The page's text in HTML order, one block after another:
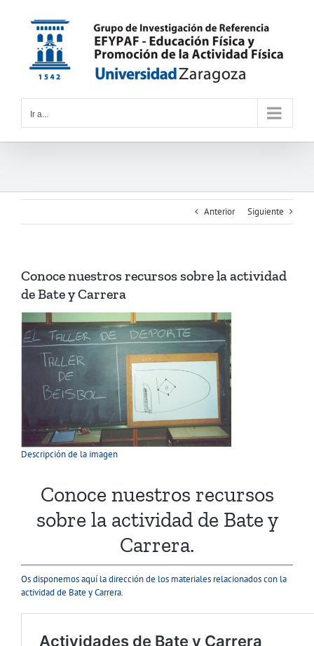
contenido
Ir a...
Anterior Siguiente
Conoce nuestros recursos sobre la actividad
de Bate y Carrera
Descripción de la imagen
Conoce nuestros recursos
sobre la actividad de Bate y
Carrera.
Os disponemos aquí la dirección de los materiales relacionados con la
actividad de Bate y Carrera.